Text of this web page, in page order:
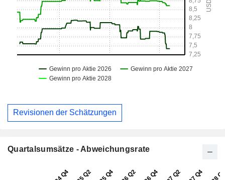
Revisionen der Schätzungen
Quartalsumsätze - Abweichungsrate